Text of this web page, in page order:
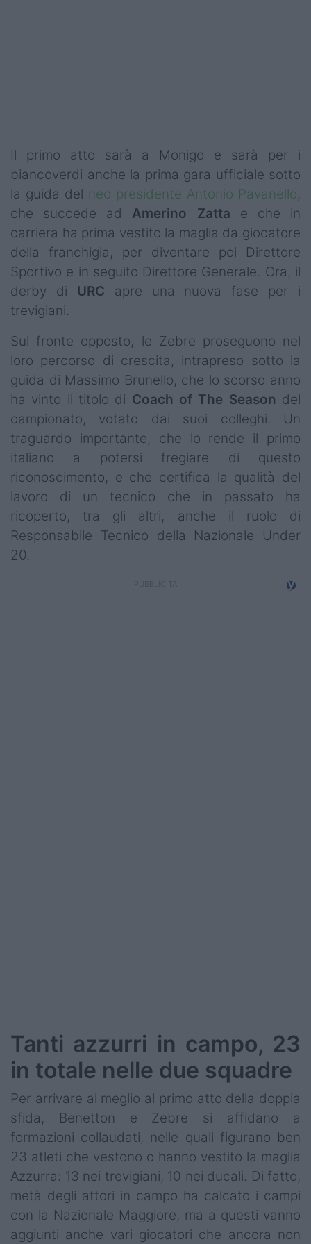
Il primo atto sarà a Monigo e sarà per i
biancoverdi anche la prima gara ufficiale sotto
la guida del neo presidente Antonio Pavanello,
che succede ad Amerino Zatta e che in
carriera ha prima vestito la maglia da giocatore
della franchigia, per diventare poi Direttore
Sportivo e in seguito Direttore Generale. Ora, il
derby di URC apre una nuova fase per i
trevigiani.
Sul fronte opposto, le Zebre proseguono nel
loro percorso di crescita, intrapreso sotto la
guida di Massimo Brunello, che lo scorso anno
ha vinto il titolo di Coach of The Season del
campionato, votato dai suoi colleghi. Un
traguardo importante, che lo rende il primo
italiano a potersi fregiare di questo
riconoscimento, e che certifica la qualità del
lavoro di un tecnico che in passato ha
ricoperto, tra gli altri, anche il ruolo di
Responsabile Tecnico della Nazionale Under
20.
Tanti azzurri in campo, 23
in totale nelle due squadre
Per arrivare al meglio al primo atto della doppia
sfida, Benetton e Zebre si affidano a
formazioni collaudati, nelle quali figurano ben
23 atleti che vestono o hanno vestito la maglia
Azzurra: 13 nei trevigiani, 10 nei ducali. Di fatto,
metà degli attori in campo ha calcato i campi
con la Nazionale Maggiore, ma a questi vanno
aggiunti anche vari giocatori che ancora non